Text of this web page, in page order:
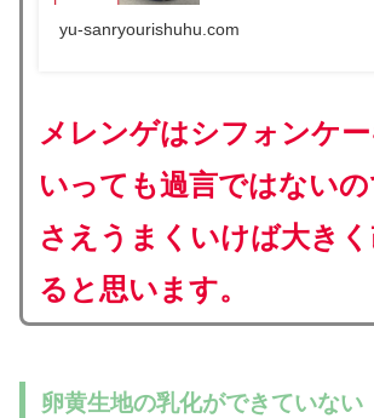
yu-sanryourishuhu.com
メレンゲはシフォンケ
いっても過言ではない
さえうまくいけば大き
ると思います。
卵黄生地の乳化ができていない